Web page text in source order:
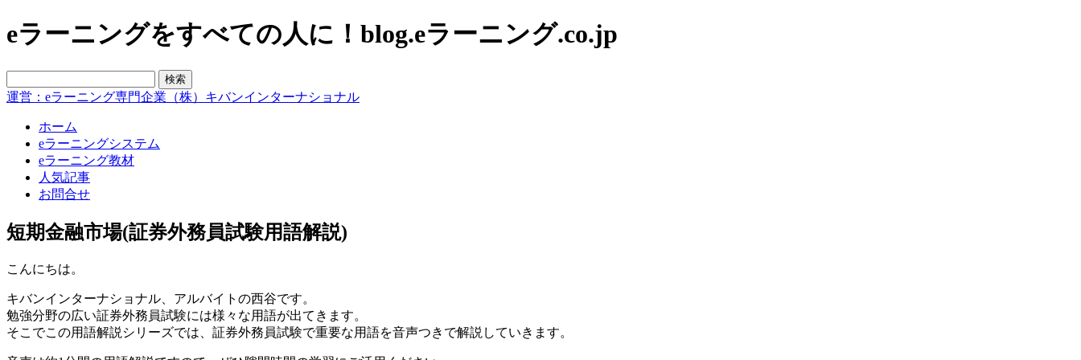
eラーニングをすべての人に！blog.eラーニング.co.jp
運営：eラーニング専門企業（株）キバンインターナショナル
ホーム
eラーニングシステム
eラーニング教材
人気記事
お問合せ
短期金融市場(証券外務員試験用語解説)
こんにちは。
キバンインターナショナル、アルバイトの西谷です。
勉強分野の広い証券外務員試験には様々な用語が出てきます。
そこでこの用語解説シリーズでは、証券外務員試験で重要な用語を音声つきで解説していきます。